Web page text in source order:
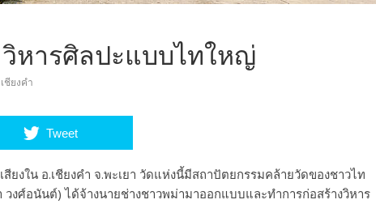
หารศิลปะแบบไทใหญ่
เชียงคำ
Tweet
ยงใน อ.เชียงคำ จ.พะเยา วัดแห่งนี้มีสถาปัตยกรรมคล้ายวัดของชาวไท
งศ์อนันต์) ได้จ้างนายช่างชาวพม่ามาออกแบบและทำการก่อสร้างวิหาร